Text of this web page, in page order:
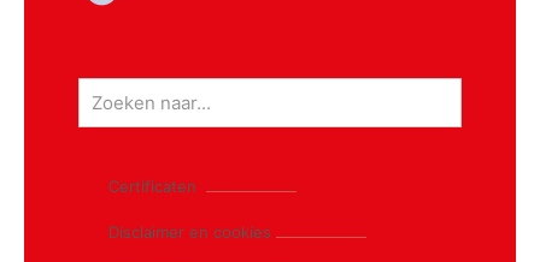
Certificaten
Disclaimer en cookies